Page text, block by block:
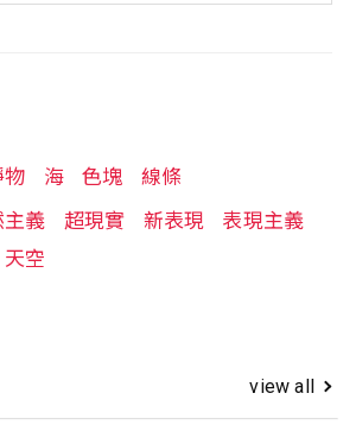
物 海 色塊 線條
主義 超現實 新表現
表現主義
天空
view all